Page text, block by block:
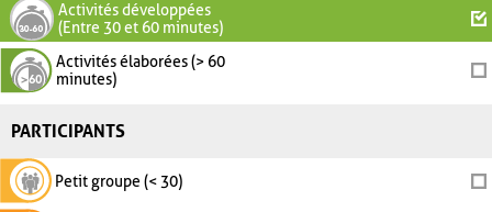
Activités développées
(Entre 30 et 60 minutes)
Activités élaborées (> 60
minutes)
PARTICIPANTS
Petit groupe (< 30)